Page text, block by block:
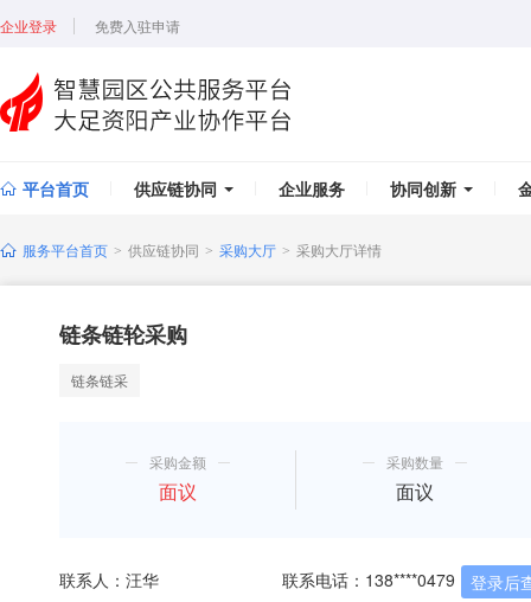
企业登录 免费入驻申请
平台首页 供应链协同 企业服务 协同创新
服务平台首页 > 供应链协同 > 采购大厅 > 采购大厅详情
链条链轮采购
链条链采
采购金额
面议
采购数量
面议
联系人：汪华 联系电话：138****0479 登录后